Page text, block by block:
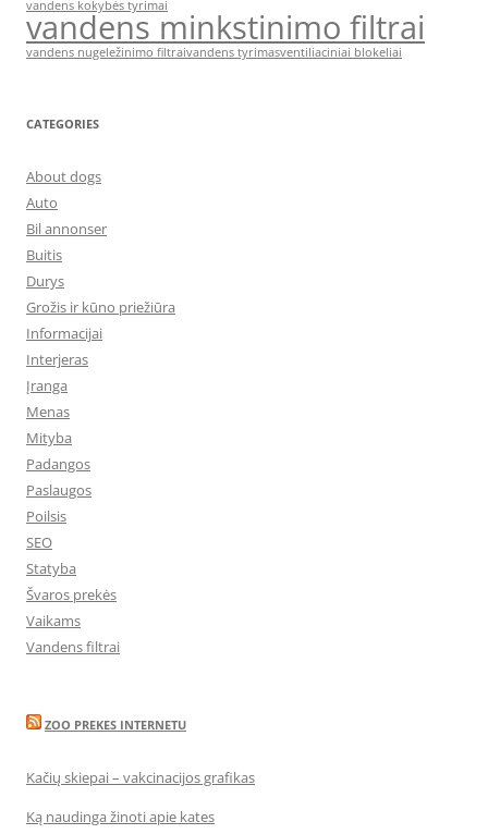
vandens kokybės tyrimai
vandens minkstinimo filtrai
vandens nugeležinimo filtraivandens tyrimasventiliaciniai blokeliai
CATEGORIES
About dogs
Auto
Bil annonser
Buitis
Durys
Grožis ir kūno priežiūra
Informacijai
Interjeras
Įranga
Menas
Mityba
Padangos
Paslaugos
Poilsis
SEO
Statyba
Švaros prekės
Vaikams
Vandens filtrai
ZOO PREKES INTERNETU
Kačių skiepai – vakcinacijos grafikas
Ką naudinga žinoti apie kates